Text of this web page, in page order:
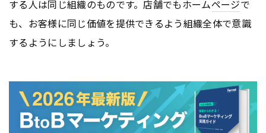
する人は同じ組織のものです。店舗でもホームページで
も、お客様に同じ価値を提供できるよう組織全体で意識
するようにしましょう。